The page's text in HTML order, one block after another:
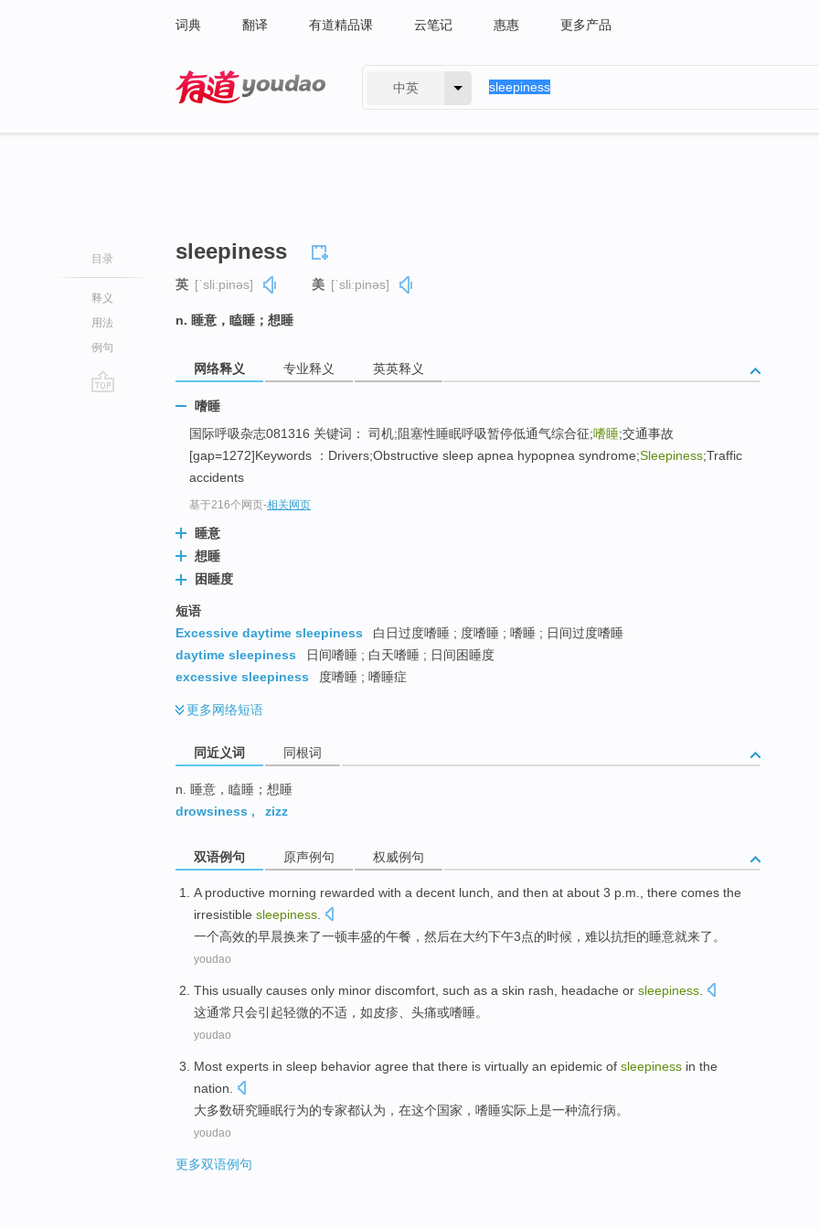
词典 翻译 有道精品课 云笔记 惠惠 更多产品
中英
目录
释义
用法
例句
sleepiness
英 [ˈsliːpinəs] 美 [ˈsliːpinəs]
n. 睡意，瞌睡；想睡
网络释义 专业释义 英英释义
嗜睡
国际呼吸杂志081316 关键词： 司机;阻塞性睡眠呼吸暂停低通气综合征;嗜睡;交通事故
[gap=1272]Keywords ：Drivers;Obstructive sleep apnea hypopnea syndrome;Sleepiness;Traffic
accidents
基于216个网页-相关网页
睡意
想睡
困睡度
短语
Excessive daytime sleepiness
白日过度嗜睡 ; 度嗜睡 ; 嗜睡 ; 日间过度嗜睡
daytime sleepiness
日间嗜睡 ; 白天嗜睡 ; 日间困睡度
excessive sleepiness
度嗜睡 ; 嗜睡症
更多网络短语
同近义词 同根词
n. 睡意，瞌睡；想睡
drowsiness , zizz
双语例句 原声例句 权威例句
Aproductive morning rewarded with a decent lunch, and then at about 3 p.m., there comes the
irresistible sleepiness.
一个高效的早晨换来了一顿丰盛的午餐，然后在大约下午3点的时候，难以抗拒的睡意就来了。
youdao
This usually causes only minor discomfort such as a skin rash headache or sleepiness
这通常 只会引起轻微的不适 ， 如皮疹 头痛或嗜睡。
youdao
Most experts in sleep behavior agree that there is virtually an epidemic of sleepiness in the
nation
大多数研究睡眠行为的专家都认为 ， 在这个国家， 嗜睡实际上是一种流行病。
youdao
更多双语例句